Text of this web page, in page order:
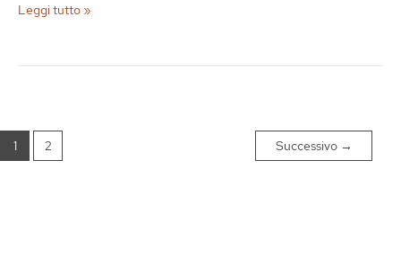
Come
un
Leggi tutto »
1 2 Successivo →